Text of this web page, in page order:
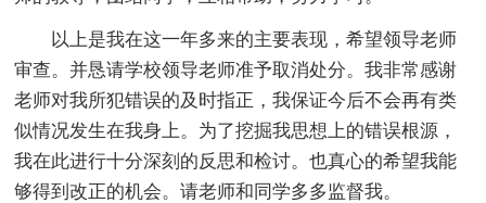
以上是我在这一年多来的主要表现，希望领导老师
审查。并恳请学校领导老师准予取消处分。我非常感谢
老师对我所犯错误的及时指正，我保证今后不会再有类
似情况发生在我身上。为了挖掘我思想上的错误根源，
我在此进行十分深刻的反思和检讨。也真心的希望我能
够得到改正的机会。请老师和同学多多监督我。